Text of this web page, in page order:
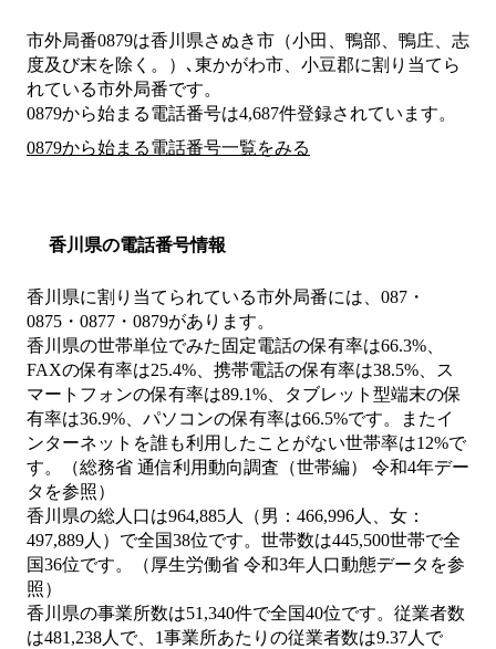
市外局番0879は香川県さぬき市（小田、鴨部、鴨庄、志
度及び末を除く。）､東かがわ市、小豆郡に割り当てら
れている市外局番です。
0879から始まる電話番号は4,687件登録されています。
0879から始まる電話番号一覧をみる
香川県の電話番号情報
香川県に割り当てられている市外局番には、087・
0875・0877・0879があります。
香川県の世帯単位でみた固定電話の保有率は66.3%、
FAXの保有率は25.4%、携帯電話の保有率は38.5%、ス
マートフォンの保有率は89.1%、タブレット型端末の保
有率は36.9%、パソコンの保有率は66.5%です。またイ
ンターネットを誰も利用したことがない世帯率は12%で
す。（総務省 通信利用動向調査（世帯編） 令和4年デー
タを参照）
香川県の総人口は964,885人（男：466,996人、女：
497,889人）で全国38位です。世帯数は445,500世帯で全
国36位です。（厚生労働省 令和3年人口動態データを参
照）
香川県の事業所数は51,340件で全国40位です。従業者数
は481,238人で、1事業所あたりの従業者数は9.37人で